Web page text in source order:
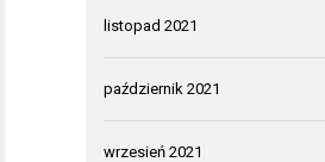
listopad 2021
październik 2021
wrzesień 2021